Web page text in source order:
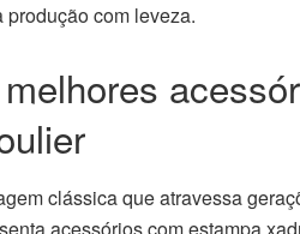
com leveza.
clássica que atravessa
acessórios com estampa